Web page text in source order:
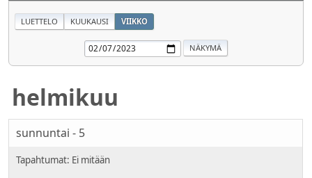
LUETTELO KUUKAUSI VIIKKO
helmikuu
sunnuntai - 5